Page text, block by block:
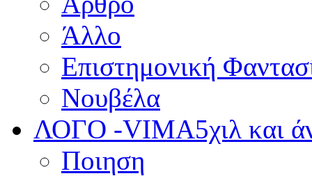
Άλλο
Επιστημονική
Νουβέλα
ΛΟΓΟ -VIMA5χιλ και
Ποιηση